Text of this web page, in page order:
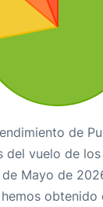
de
del vuelo de
Mayo de
obtenido